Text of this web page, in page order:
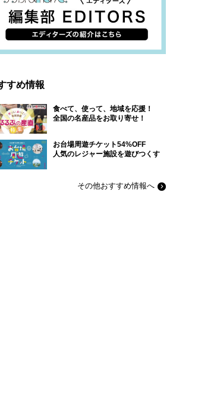
すめ情報
食べて、使って、地域を応援！
全国の名産品をお取り寄せ！
お台場周遊チケット54%OFF
人気のレジャー施設を遊びつくす
その他おすすめ情報へ